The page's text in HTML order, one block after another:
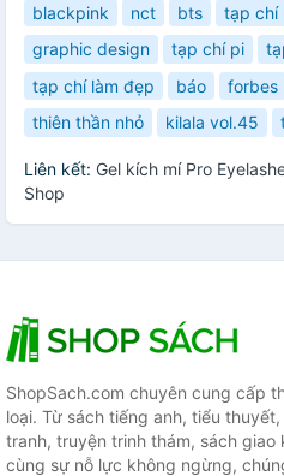
blackpink
nct bts tạp chí
graphic design
tạp chí pi
tạp chí làm đẹp
báo forbes
thiên thần nhỏ
kilala vol.45
Liên kết: Gel kích mí Pro
Shop
ShopSach.com chuyên cung cấp
loại. Từ sách tiếng anh, tiểu
tranh, truyện trinh thám, sách giao
cùng sự nỗ lực không ngừng,